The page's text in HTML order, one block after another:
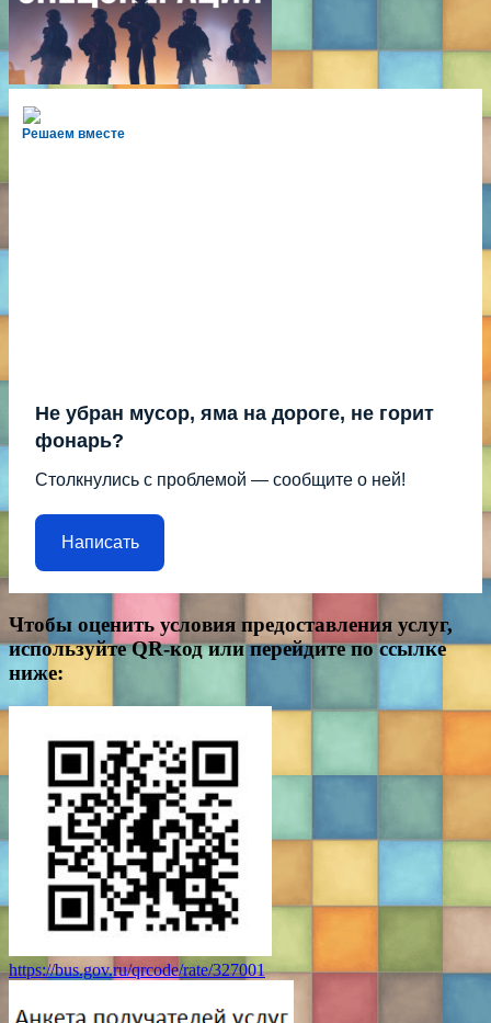
Решаем вместе
Не убран мусор, яма на дороге, не горит
фонарь?
Столкнулись с проблемой — сообщите о ней!
Написать
Чтобы оценить условия предоставления услуг,
используйте QR-код или перейдите по ссылке
ниже:
https://bus.gov.ru/qrcode/rate/327001